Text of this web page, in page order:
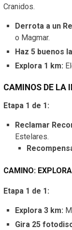
Cranidos.
Derrota a un
o Magmar.
Haz 5 buenos
Explora 1 km:
CAMINOS DE LA
Etapa 1 de 1:
Reclamar
Estelares.
CAMINO:
Etapa 1 de 1:
Explora 3 km:
Gira 25